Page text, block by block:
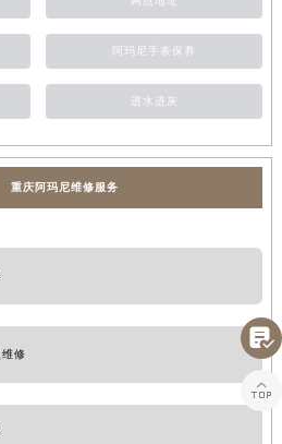
阿玛尼手表保养
进水进灰
重庆阿玛尼维修服务
修

